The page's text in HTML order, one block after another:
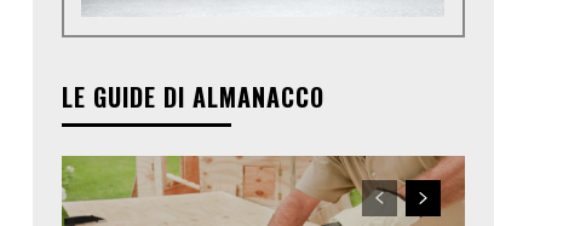
LE GUIDE DI ALMANACCO